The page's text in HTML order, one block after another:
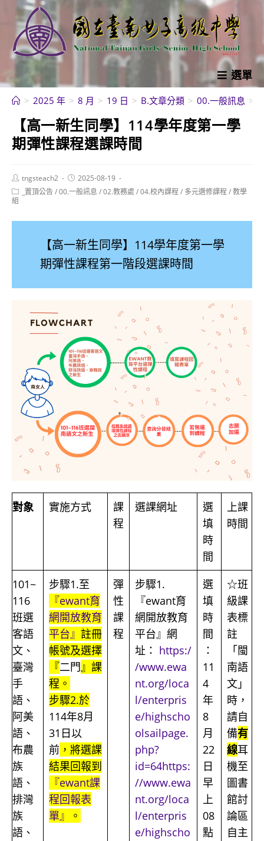
內
選單
> 2025 年 > 8 月 > 19 日 > B.文章分類 > 00.一般訊息 >
【高一新生同學】114學年度第一學
期彈性課程選課時間
Post
author:
tngsteach2
Post
published:
2025-08-19
Post
category:
_置頂公告/00.一般訊息 /02.教務處 /04.校內課程 / 多元選修課程 /教學
組
【高一新生同學】114學年度第一學
期彈性課程第一階段選課時間
對象 實施方式
課
程
選課網址
選
填
時
間
上課
時間
101~
116
班選
客語
文、
臺灣
手
語、
阿美
語、
布農
族
語、
排灣
族
語、
步驟1.至
『ewant育
網開放教育
平台』 註冊
帳號及選擇
『二門』課
程。
步驟2.於
114年8月
31日以
前 ，將選課
結果回報到
『ewant課
程回報表
單』
。
彈
性
課
程
步驟1.
『ewant育
網開放教育
平台』網
址： https:/
/www.ewa
nt.org/loca
l/enterpris
e/highscho
olsailpage.
php?
id=64https:
//www.ewa
nt.org/loca
l/enterpris
e/highscho
選
填
時
間
：
11
4
年
8
月
22
日
早
上
08
點
☆班
級課
表標
註
「閩
南語
文」
時，
請自
備有
線耳
機至
圖書
館討
論區
自主